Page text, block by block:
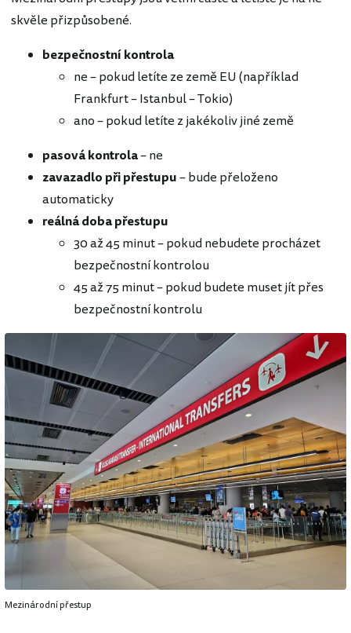
skvěle přizpůsobené.
bezpečnostní kontrola
ne – pokud letíte ze země EU (například
Frankfurt – Istanbul – Tokio)
ano – pokud letíte z jakékoliv jiné země
pasová kontrola– ne
zavazadlo při přestupu– bude přeloženo
automaticky
reálná doba přestupu
30 až 45 minut – pokud nebudete procházet
bezpečnostní kontrolou
45 až 75 minut – pokud budete muset jít přes
bezpečnostní kontrolu
Mezinárodní přestup